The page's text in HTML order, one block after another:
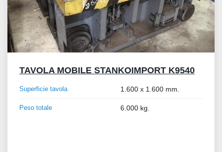
TAVOLA MOBILE STANKOIMPORT K9540
Superficie tavola 1.600 x 1.600 mm.
Peso totale 6.000 kg.